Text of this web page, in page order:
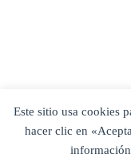
Este sitio usa cookies
hacer clic en
luego presiona el botón